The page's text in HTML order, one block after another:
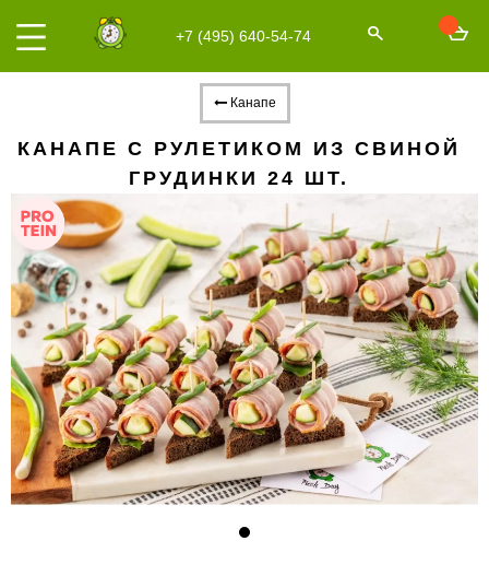
+7 (495) 640-54-74
Канапе
КАНАПЕ С РУЛЕТИКОМ ИЗ СВИНОЙ
ГРУДИНКИ 24 ШТ.